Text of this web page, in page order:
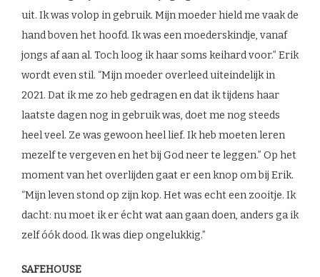
uit. Ik was volop in gebruik. Mijn moeder hield me vaak de
hand boven het hoofd. Ik was een moederskindje, vanaf
jongs af aan al. Toch loog ik haar soms keihard voor.” Erik
wordt even stil. “Mijn moeder overleed uiteindelijk in
2021. Dat ik me zo heb gedragen en dat ik tijdens haar
laatste dagen nog in gebruik was, doet me nog steeds
heel veel. Ze was gewoon heel lief. Ik heb moeten leren
mezelf te vergeven en het bij God neer te leggen.” Op het
moment van het overlijden gaat er een knop om bij Erik.
“Mijn leven stond op zijn kop. Het was echt een zooitje. Ik
dacht: nu moet ik er écht wat aan gaan doen, anders ga ik
zelf óók dood. Ik was diep ongelukkig.”
SAFEHOUSE